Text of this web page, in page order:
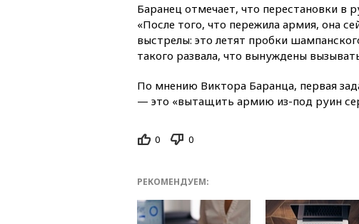
Баранец отмечает, что перестановки в
«После того, что пережила армия, она
выстрелы: это летят пробки
такого развала, что вынуждены
По мнению Виктора Баранца, первая
— это «вытащить армию из-под руин
0 0
РЕКОМЕНДУЕМ: